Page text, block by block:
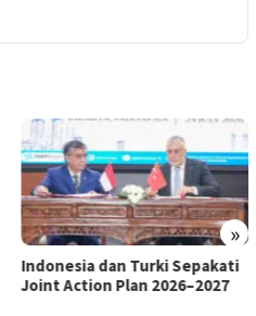
»
Satgas PRR Pacu Realisasi
Tambahan TKD Aceh Rp1,65